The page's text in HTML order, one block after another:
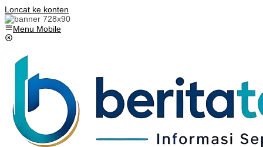
Loncat ke konten
Menu Mobile